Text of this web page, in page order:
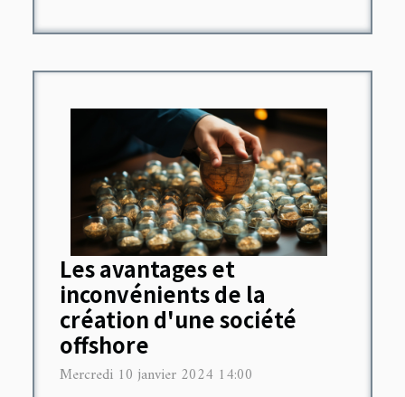
Les avantages et
inconvénients de la
création d'une société
offshore
Mercredi 10 janvier 2024 14:00